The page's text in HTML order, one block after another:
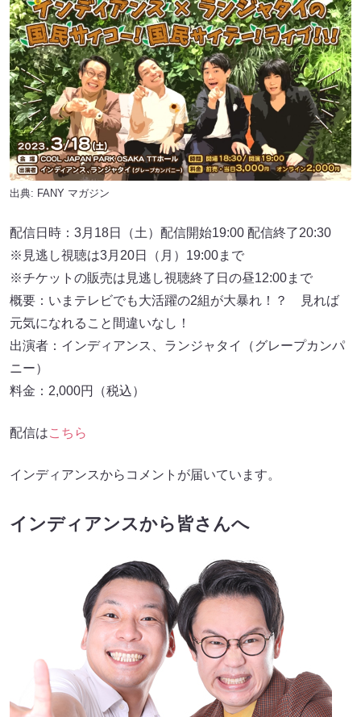
出典: FANY マガジン
配信日時：3月18日（土）配信開始19:00 配信終了20:30
※見逃し視聴は3月20日（月）19:00まで
※チケットの販売は見逃し視聴終了日の昼12:00まで
概要：いまテレビでも⼤活躍の2組が⼤暴れ！？ ⾒れば
元気になれること間違いなし！
出演者：インディアンス、ランジャタイ（グレープカンパ
ニー）
料金：2,000円（税込）
配信はこちら
インディアンスからコメントが届いています。
インディアンスから皆さんへ